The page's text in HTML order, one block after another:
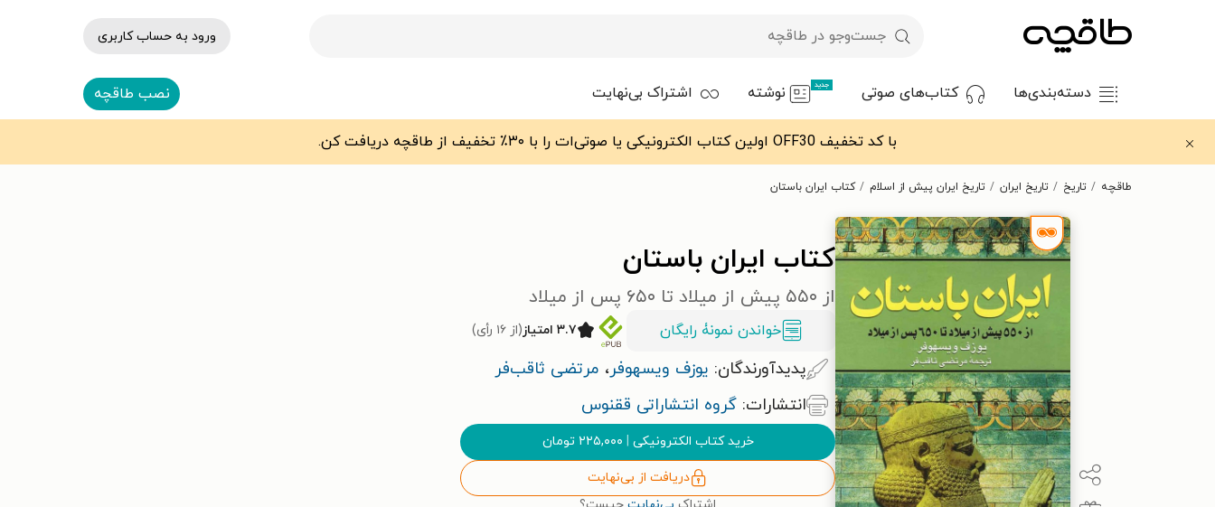
ورود به حساب کاربری
دسته‌بندی‌ها کتاب‌های صوتی جدید نوشته اشتراک بی‌نهایت نصب طاقچه
با کد تخفیف OFF30 اولین کتاب الکترونیکی یا صوتی‌ات را با ۳۰٪ تخفیف از طاقچه دریافت کن.
طاقچه تاریخ تاریخ ایران تاریخ ایران پیش از اسلام کتاب ایران باستان
کتاب ایران باستان
از ۵۵۰ پیش از میلاد تا ۶۵۰ پس از میلاد
خواندن نمونۀ رایگان ۳.۷ امتیاز (از ۱۶ رأی)
پدیدآورندگان: یوزف ویسهوفر، مرتضی ثاقب‌فر
انتشارات: گروه انتشاراتی ققنوس
خرید کتاب الکترونیکی | ۲۲۵,۰۰۰ تومان
دریافت از بی‌نهایت